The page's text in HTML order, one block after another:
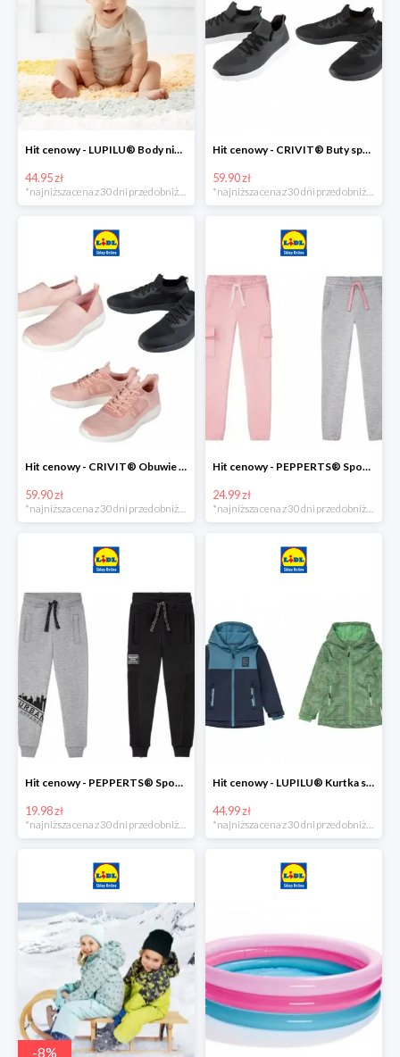
Hit cenowy - LUPILU® Body niemowlęce z biobawełny, z krótkim rękawem, 5 sztuk
44.95 zł
*najniższa cena z 30 dni przed obniżką
Hit cenowy - CRIVIT® Buty sportowe chłopięce WellWalk, 1 para
59.90 zł
*najniższa cena z 30 dni przed obniżką
Hit cenowy - CRIVIT® Obuwie dziewczęce sportowe i na co dzień, 1 para
59.90 zł
Hit cenowy - PEPPERTS® Spodnie dresowe dziewczęce, 1 para
24.99 zł
Hit cenowy - PEPPERTS® Spodnie dresowe chłopięce, 1 para
19.98 zł
Hit cenowy - LUPILU® Kurtka softshell chłopięca, 1 sztuka
44.99 zł
-8%